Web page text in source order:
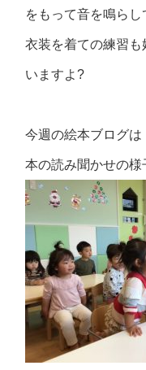
をもって音を鳴ら
衣装を着ての練習
いますよ?
今週の絵本ブログ
本の読み聞かせの